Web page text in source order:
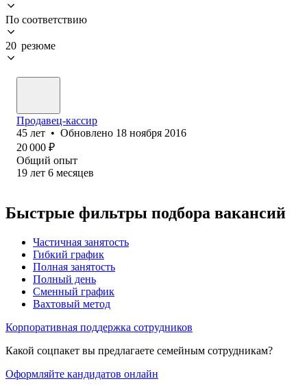
По соответствию
20 резюме
Продавец-кассир
45 лет • Обновлено 18 ноября 2016
20 000 ₽
Общий опыт
19 лет 6 месяцев
Быстрые фильтры подбора вакансий
Частичная занятость
Гибкий график
Полная занятость
Полный день
Сменный график
Вахтовый метод
Корпоративная поддержка сотрудников
Какой соцпакет вы предлагаете семейным сотрудникам?
Оформляйте кандидатов онлайн